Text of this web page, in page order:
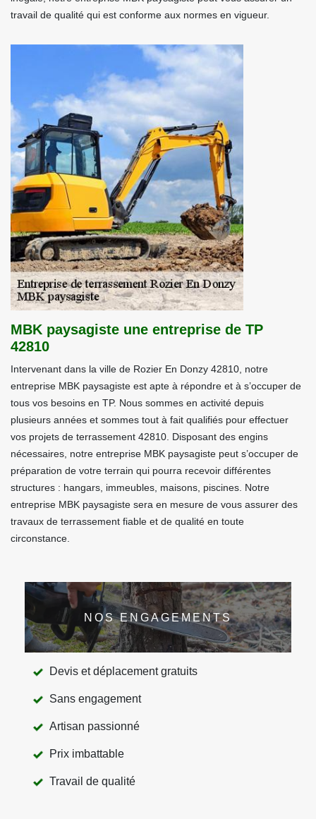
travail de qualité qui est conforme aux normes en vigueur.
MBK paysagiste une entreprise de TP
42810
Intervenant dans la ville de Rozier En Donzy 42810, notre
entreprise MBK paysagiste est apte à répondre et à s’occuper de
tous vos besoins en TP. Nous sommes en activité depuis
plusieurs années et sommes tout à fait qualifiés pour effectuer
vos projets de terrassement 42810. Disposant des engins
nécessaires, notre entreprise MBK paysagiste peut s’occuper de
préparation de votre terrain qui pourra recevoir différentes
structures : hangars, immeubles, maisons, piscines. Notre
entreprise MBK paysagiste sera en mesure de vous assurer des
travaux de terrassement fiable et de qualité en toute
circonstance.
NOS ENGAGEMENTS
Devis et déplacement gratuits
Sans engagement
Artisan passionné
Prix imbattable
Travail de qualité